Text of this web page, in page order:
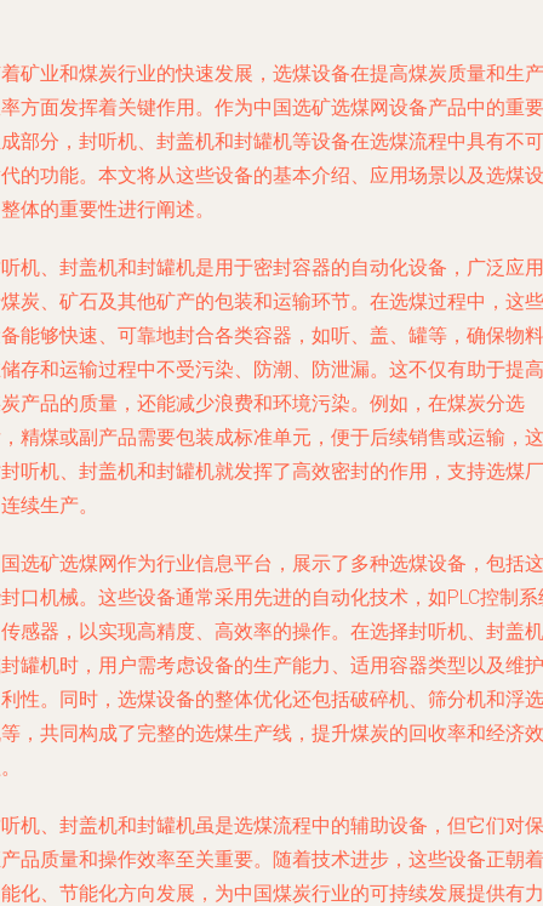
矿业和煤炭行业的快速发展，选煤设备在提高煤炭质量和生产
方面发挥着关键作用。作为中国选矿选煤网设备产品中的重要
部分，封听机、封盖机和封罐机等设备在选煤流程中具有不可
的功能。本文将从这些设备的基本介绍、应用场景以及选煤设
体的重要性进行阐述。
机、封盖机和封罐机是用于密封容器的自动化设备，广泛应用
炭、矿石及其他矿产的包装和运输环节。在选煤过程中，这些
能够快速、可靠地封合各类容器，如听、盖、罐等，确保物料
存和运输过程中不受污染、防潮、防泄漏。这不仅有助于提高
产品的质量，还能减少浪费和环境污染。例如，在煤炭分选
精煤或副产品需要包装成标准单元，便于后续销售或运输，这
听机、封盖机和封罐机就发挥了高效密封的作用，支持选煤厂
续生产。
选矿选煤网作为行业信息平台，展示了多种选煤设备，包括这
口机械。这些设备通常采用先进的自动化技术，如PLC控制系
感器，以实现高精度、高效率的操作。在选择封听机、封盖机
罐机时，用户需考虑设备的生产能力、适用容器类型以及维护
性。同时，选煤设备的整体优化还包括破碎机、筛分机和浮选
，共同构成了完整的选煤生产线，提升煤炭的回收率和经济效
机、封盖机和封罐机虽是选煤流程中的辅助设备，但它们对保
品质量和操作效率至关重要。随着技术进步，这些设备正朝着
化、节能化方向发展，为中国煤炭行业的可持续发展提供有力